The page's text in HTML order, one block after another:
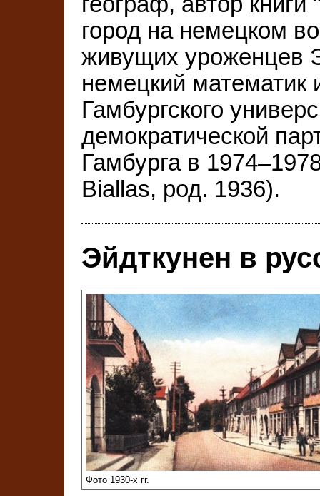
город на немецком
живущих уроженцев
немецкий математик
Гамбургского
демократической
Гамбурга в
Biallas, род. 1936).
Эйдткунен в
Фото 1930-х гг.